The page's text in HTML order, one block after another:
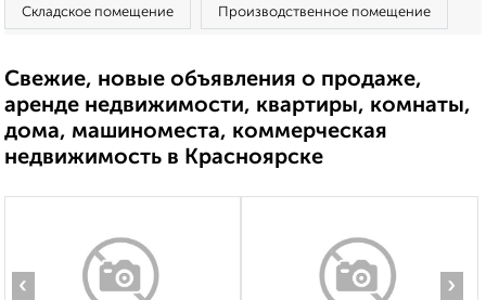
Складское помещение Производственное помещение
Свежие, новые объявления о продаже,
аренде недвижимости, квартиры, комнаты,
дома, машиноместа, коммерческая
недвижимость в Красноярске
‹ ›